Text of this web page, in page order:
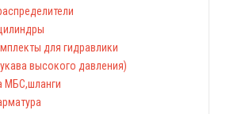
для гидравлики
высокого давления)
МБС,шланги